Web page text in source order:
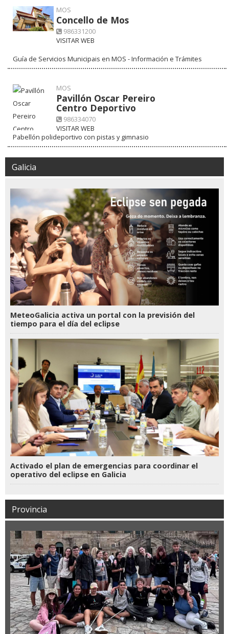
MOS
Concello de Mos
986331200
VISITAR WEB
Guía de Servicios Municipais en MOS - Información e Trámites
MOS
Pavillón Oscar Pereiro
Centro Deportivo
986334070
VISITAR WEB
Pabellón polideportivo con pistas y gimnasio
Galicia
MeteoGalicia activa un portal con la previsión del
tiempo para el día del eclipse
Activado el plan de emergencias para coordinar el
operativo del eclipse en Galicia
Provincia